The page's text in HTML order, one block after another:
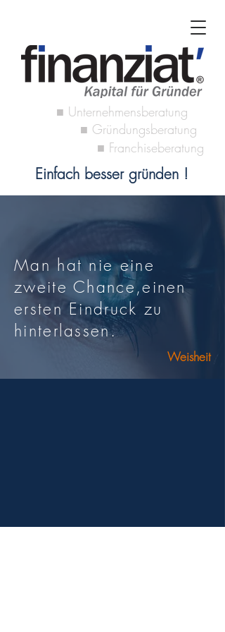
■ Unternehmensberatung
■ Franchiseberatung
Einfach besser gründen !
■ Gründungsberatung
Man hat nie eine
zweite Chance,einen
ersten Eindruck zu
hinterlassen.
Weisheit